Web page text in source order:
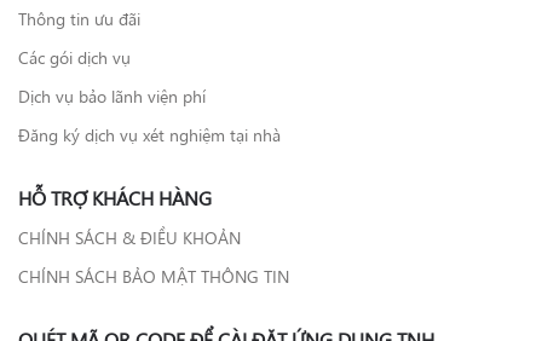
Thông tin ưu đãi
Các gói dịch vụ
Dịch vụ bảo lãnh viện phí
Đăng ký dịch vụ xét nghiệm tại nhà
HỖ TRỢ KHÁCH HÀNG
CHÍNH SÁCH & ĐIỀU KHOẢN
CHÍNH SÁCH BẢO MẬT THÔNG TIN